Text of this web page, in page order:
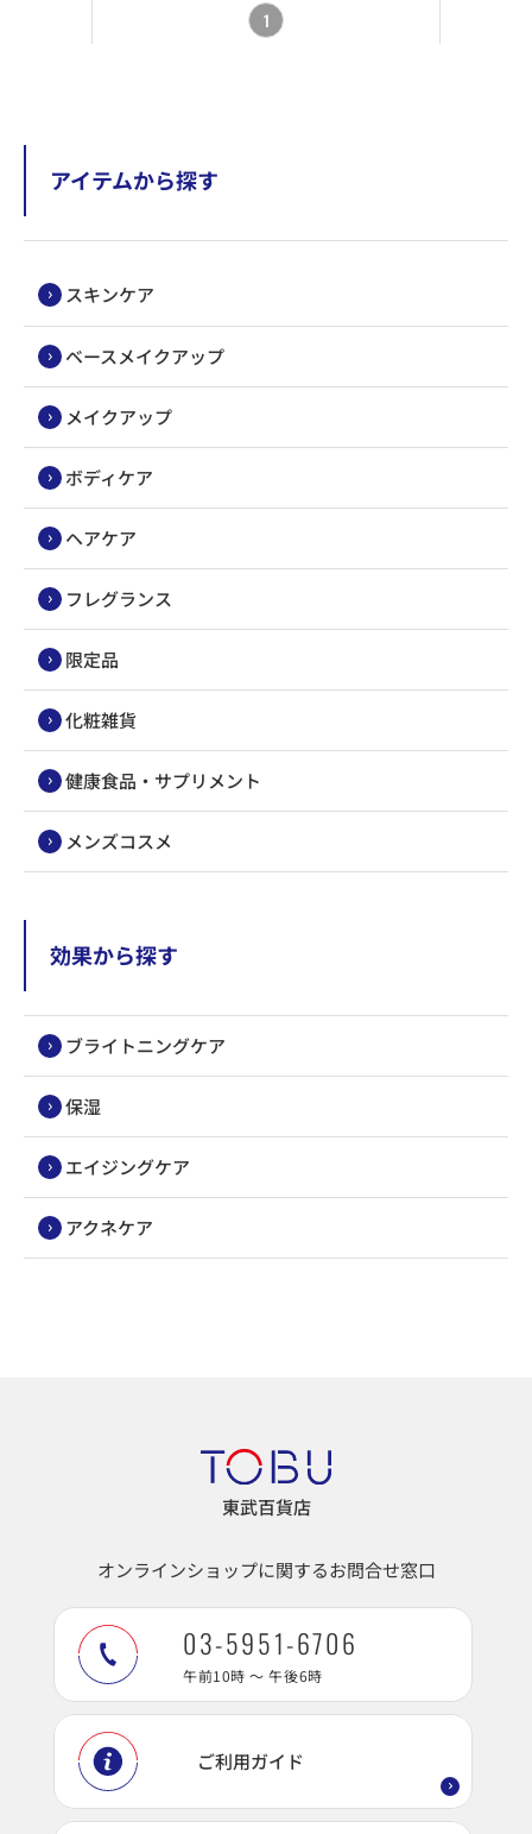
アイテムから探す
スキンケア
ベースメイクアップ
メイクアップ
ボディケア
ヘアケア
フレグランス
限定品
化粧雑貨
健康食品・サプリメント
メンズコスメ
効果から探す
ブライトニングケア
保湿
エイジングケア
アクネケア
1
東武百貨店
オンラインショップに関するお問合せ窓口
03-5951-6706
午前10時 ～ 午後6時
ご利用ガイド